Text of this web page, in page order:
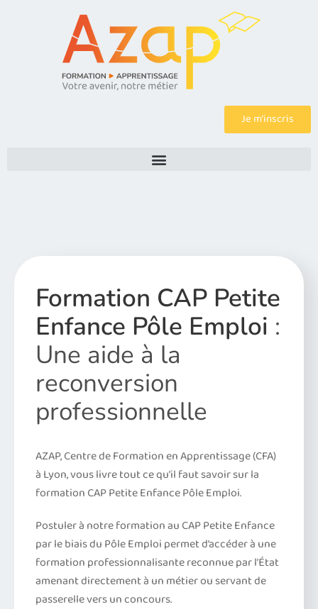
Je m’inscris
Formation CAP Petite
Enfance Pôle Emploi :
Une aide à la
reconversion
professionnelle
AZAP, Centre de Formation en Apprentissage (CFA)
à Lyon, vous livre tout ce qu’il faut savoir sur la
formation CAP Petite Enfance Pôle Emploi.
Postuler à notre formation au CAP Petite Enfance
par le biais du Pôle Emploi permet d’accéder à une
formation professionnalisante reconnue par l’État
amenant directement à un métier ou servant de
passerelle vers un concours.